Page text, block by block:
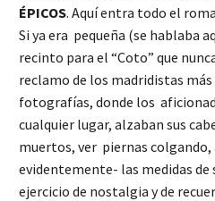
ÉPICOS. Aquí entra todo el
Si ya era pequeña (se hablaba
recinto para el “Coto” que
reclamo de los madridistas más
fotografías, donde los
cualquier lugar, alzaban sus
muertos, ver piernas colgando,
evidentemente- las medidas de
ejercicio de nostalgia y de